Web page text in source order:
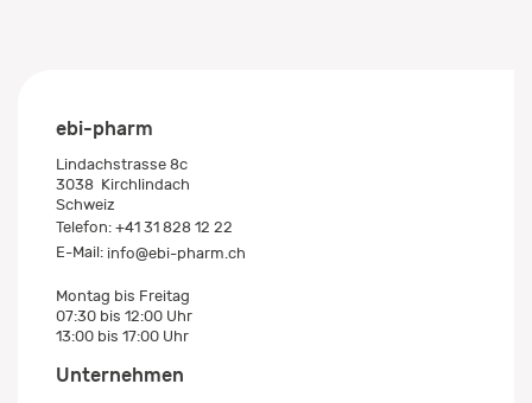
ebi-pharm
Lindachstrasse 8c
3038 Kirchlindach
Schweiz
Telefon: +41 31 828 12 22
E-Mail: info@ebi-pharm.ch
Montag bis Freitag
07:30 bis 12:00 Uhr
13:00 bis 17:00 Uhr
Unternehmen